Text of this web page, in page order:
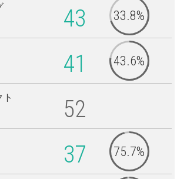
43 33.8%
41 43.6%
52
37 75.7%